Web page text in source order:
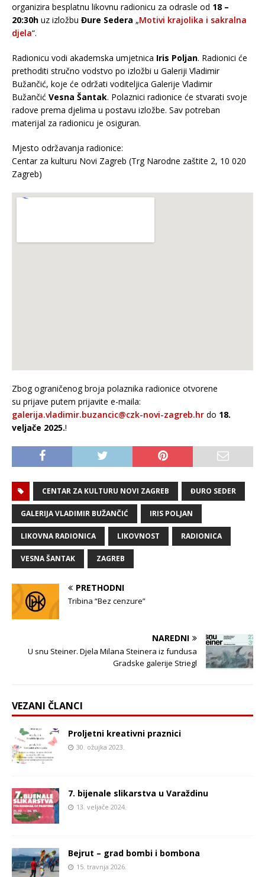
organizira besplatnu likovnu radionicu za odrasle od 18 –
20:30h uz izložbu Đure Sedera „Motivi krajolika i sakralna
djela“.
Radionicu vodi akademska umjetnica Iris Poljan. Radionici će
prethoditi stručno vodstvo po izložbi u Galeriji Vladimir
Bužančić, koje će održati voditeljica Galerije Vladimir
Bužančić Vesna Šantak. Polaznici radionice će stvarati svoje
radove prema djelima u postavu izložbe. Sav potreban
materijal za radionicu je osiguran.
Mjesto održavanja radionice:
Centar za kulturu Novi Zagreb (Trg Narodne zaštite 2, 10 020
Zagreb)
Zbog ograničenog broja polaznika radionice otvorene
su prijave putem prijavite e-maila:
galerija.vladimir.buzancic@czk-novi-zagreb.hr do 18.
veljače 2025.!
CENTAR ZA KULTURU NOVI ZAGREB ĐURO SEDER
GALERIJA VLADIMIR BUŽANČIĆ IRIS POLJAN
LIKOVNA RADIONICA LIKOVNOST RADIONICA
VESNA ŠANTAK ZAGREB
PRETHODNI
Tribina “Bez cenzure”
NAREDNI
U snu Steiner. Djela Milana Steinera iz fundusa
Gradske galerije Striegl
VEZANI ČLANCI
Proljetni kreativni praznici
30. ožujka 2023.
7. bijenale slikarstva u Varaždinu
13. veljače 2024.
Bejrut – grad bombi i bombona
15. travnja 2026.